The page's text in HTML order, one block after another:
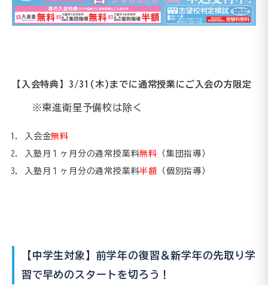
【入会特典】3/31(木)までに通常授業にご入会の方限定
※東進衛星予備校は除く
入会金無料
入塾月１ヶ月分の通常授業料無料 （集団指導）
入塾月１ヶ月分の通常授業料半額 （個別指導）
【中学生対象】前学年の復習＆新学年の先取り学
習で早めのスタートを切ろう！